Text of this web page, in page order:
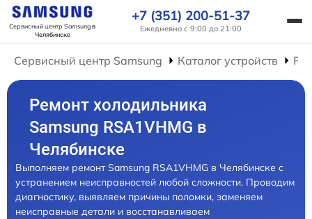
Сервисный центр Samsungв
Челябинске
+7 (351) 200-51-37
Ежедневно с 9:00 до 21:00
Сервисный центр Samsung Каталог устройств
Ремонт холодильника
Samsung RSA1VHMG в
Челябинске
Выполняем ремонт Samsung RSA1VHMG в Челябинске с
устранением неисправностей любой сложности. Проводим
диагностику, выявляем причины поломки, заменяем
неисправные детали и восстанавливаем